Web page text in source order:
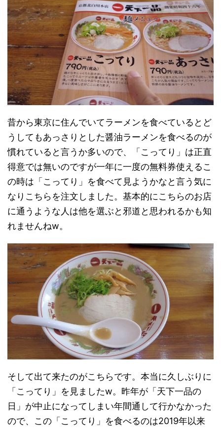
昔から東京に住んでいてラーメンを食べているとど
うしてもあっさりとした醤油ラーメンを食べるのが
慣れていると言うか多いので、「こってり」は正直
得意では無いのですが一年に一度の無料券使えるこ
の時は「こってり」を食べて見ようかなと言う気に
なりこちらを注文しました。基本的にこちらのお店
に通うような人は他を選ぶと邪道と思われるかも知
れませんねw。
そして出て来たのがこちらです。本当に久しぶりに
「こってり」を見ましたw。昨年が「天下一品の
日」が中止になってしまい年間通して行かなかった
ので、この「こってり」を食べるのは2019年以来